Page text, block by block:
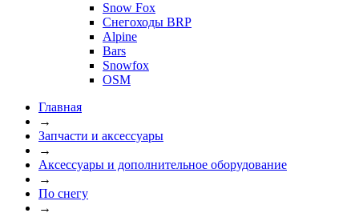
Snow Fox
Снегоходы BRP
Alpine
Bars
Snowfox
OSM
Главная
→
Запчасти и аксессуары
→
Аксессуары и дополнительное оборудование
→
По снегу
→